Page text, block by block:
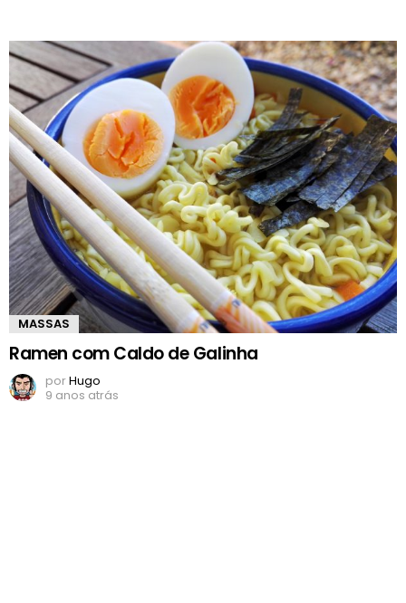
MASSAS
Ramen com Caldo de Galinha
porHugo
9 anos atrás